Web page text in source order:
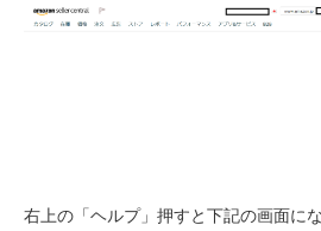
右上の「ヘルプ」押すと下記の画面に